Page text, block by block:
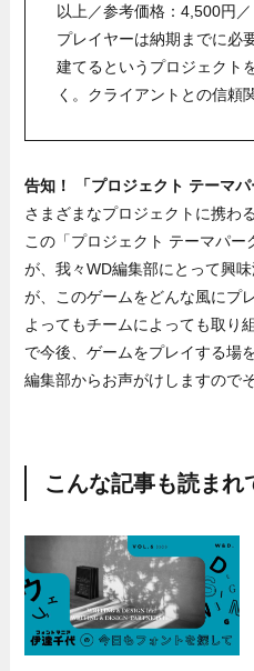
以上／参考価格：4,500円
プレイヤーは納期までに必
建てるというプロジェクト
く。クライアントとの信頼
告知！ 「プロジェクト テーマ
さまざまなプロジェクトに携わ
この「プロジェクト テーマパー
が、我々WD編集部にとって興
が、このゲームをどんな風にプ
よってもチームによっても取り
で今後、ゲームをプレイする場
編集部からお声がけしますので
こんな記事も読まれ